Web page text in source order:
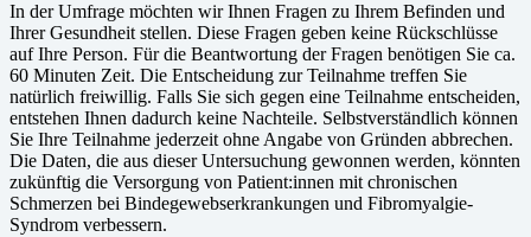
In der Umfrage möchten wir Ihnen Fragen zu Ihrem Befinden und
Ihrer Gesundheit stellen. Diese Fragen geben keine Rückschlüsse
auf Ihre Person. Für die Beantwortung der Fragen benötigen Sie ca.
60 Minuten Zeit. Die Entscheidung zur Teilnahme treffen Sie
natürlich freiwillig. Falls Sie sich gegen eine Teilnahme entscheiden,
entstehen Ihnen dadurch keine Nachteile. Selbstverständlich können
Sie Ihre Teilnahme jederzeit ohne Angabe von Gründen abbrechen.
Die Daten, die aus dieser Untersuchung gewonnen werden, könnten
zukünftig die Versorgung von Patient:innen mit chronischen
Schmerzen bei Bindegewebserkrankungen und Fibromyalgie-
Syndrom verbessern.